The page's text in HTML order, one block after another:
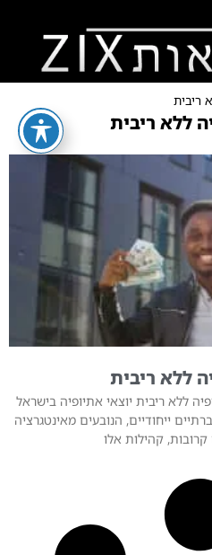
ריבית
ללא ריבית
ללא ריבית
ללא ריבית יוצאי אתיופיה בישראל
ייחודיים, הנובעים מאינטגרציה
קהילות אלו